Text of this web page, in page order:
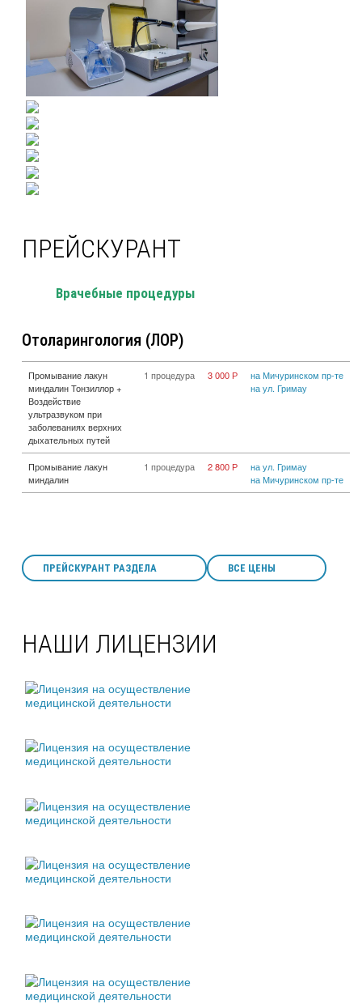
ПРЕЙСКУРАНТ
Врачебные процедуры
Отоларингология (ЛОР)
Промывание лакун
миндалин Тонзиллор +
Воздействие
ультразвуком при
заболеваниях верхних
дыхательных путей
1 процедура 3 000 Р
на Мичуринском пр-те
на ул. Гримау
Промывание лакун
миндалин
1 процедура 2 800 Р
на ул. Гримау
на Мичуринском пр-те
ВСЕ ЦЕНЫ
ПРЕЙСКУРАНТ РАЗДЕЛА
НАШИ ЛИЦЕНЗИИ